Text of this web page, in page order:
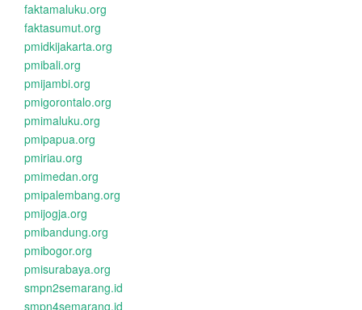
faktamaluku.org
faktasumut.org
pmidkijakarta.org
pmibali.org
pmijambi.org
pmigorontalo.org
pmimaluku.org
pmipapua.org
pmiriau.org
pmimedan.org
pmipalembang.org
pmijogja.org
pmibandung.org
pmibogor.org
pmisurabaya.org
smpn2semarang.id
smpn4semarang.id